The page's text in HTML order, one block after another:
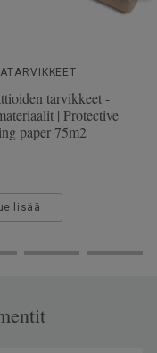
tarvikkeet -
| Protective
paper 75m2
lisää